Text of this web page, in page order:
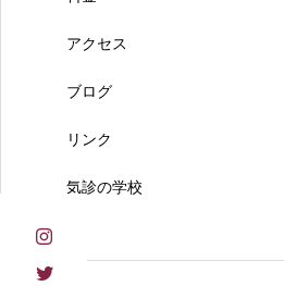
アクセス
ブログ
リンク
気診の学校